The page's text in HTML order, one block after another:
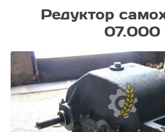
Редуктор
07.000